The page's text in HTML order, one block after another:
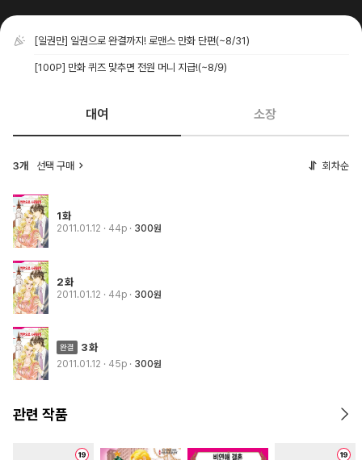
[일권만] 일권으로 완결까지! 로맨스 만화 단편(~8/31)
[100P] 만화 퀴즈 맞추면 전원 머니 지급!(~8/9)
대여 소장
3개 선택 구매 회차순
1화
2011.01.12 · 44p 300원
2화
2011.01.12 · 44p 300원
3화
2011.01.12 · 45p 300원
관련 작품